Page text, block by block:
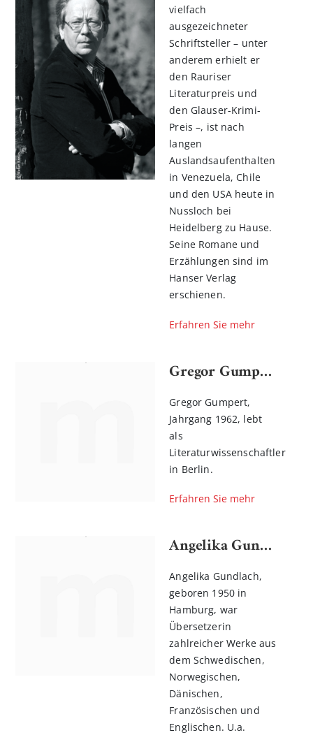
vielfach
ausgezeichneter
Schriftsteller – unter
anderem erhielt er
den Rauriser
Literaturpreis und
den Glauser-Krimi-
Preis –, ist nach
langen
Auslandsaufenthalten
in Venezuela, Chile
und den USA heute in
Nussloch bei
Heidelberg zu Hause.
Seine Romane und
Erzählungen sind im
Hanser Verlag
erschienen.
Erfahren Sie mehr
Gregor Gumpert
Gregor Gumpert,
Jahrgang 1962, lebt
als
Literaturwissenschaftler
in Berlin.
Erfahren Sie mehr
Angelika Gundlach
Angelika Gundlach,
geboren 1950 in
Hamburg, war
Übersetzerin
zahlreicher Werke aus
dem Schwedischen,
Norwegischen,
Dänischen,
Französischen und
Englischen. U.a.